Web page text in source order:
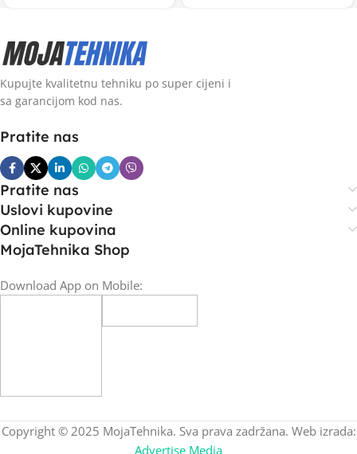
Kupujte kvalitetnu tehniku po super cijeni i
sa garancijom kod nas.
Pratite nas
Pratite nas
Uslovi kupovine
Online kupovina
MojaTehnika Shop
Download App on Mobile:
Copyright © 2025 MojaTehnika. Sva prava zadržana. Web izrada:
Advertise Media